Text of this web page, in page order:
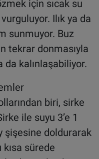
için sıcak su
Ilık ya da
sunmuyor. Buz
tekrar donmasıyla
da kalınlaşabiliyor.
biri, sirke
ile suyu 3’e 1
şişesine doldurarak
sürede